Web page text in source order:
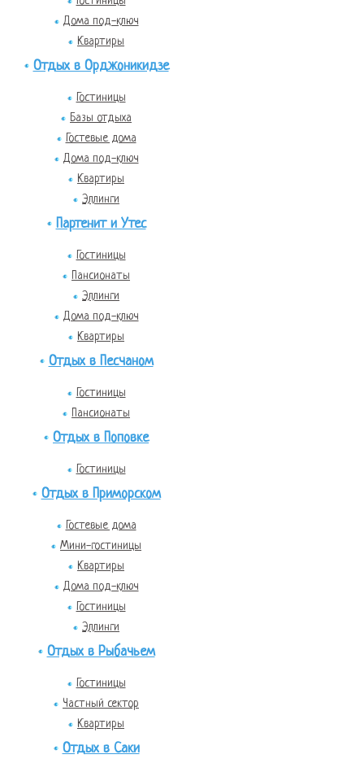
Дома под-ключ
Квартиры
Отдых в Орджоникидзе
Гостиницы
Базы отдыха
Гостевые дома
Дома под-ключ
Квартиры
Эллинги
Партенит и Утес
Гостиницы
Пансионаты
Эллинги
Дома под-ключ
Квартиры
Отдых в Песчаном
Гостиницы
Пансионаты
Отдых в Поповке
Гостиницы
Отдых в Приморском
Гостевые дома
Мини-гостиницы
Квартиры
Дома под-ключ
Гостиницы
Эллинги
Отдых в Рыбачьем
Гостиницы
Частный сектор
Квартиры
Отдых в Саки